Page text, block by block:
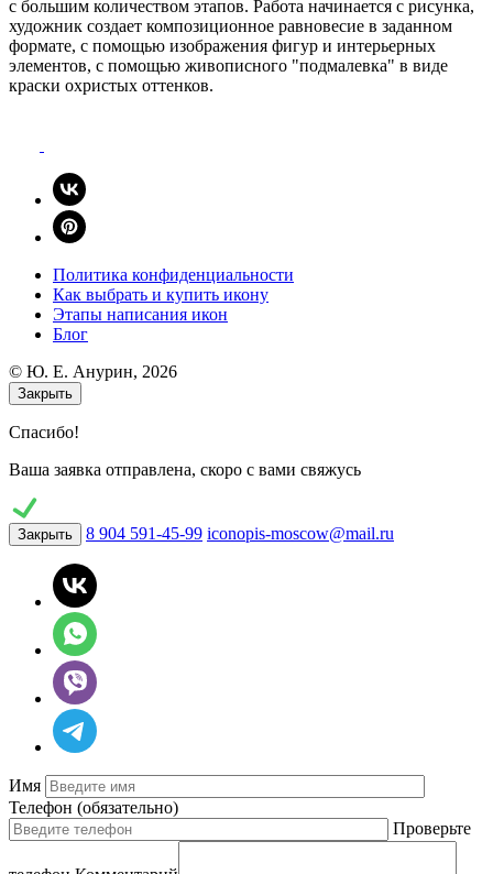
Политика конфиденциальности
Как выбрать и купить икону
Этапы написания икон
Блог
© Ю. E. Анурин, 2026
Закрыть
Спасибо!
Ваша заявка отправлена, скоро с вами свяжусь
Закрыть 8 904 591-45-99 iconopis-moscow@mail.ru
Имя
Телефон (обязательно)
Проверьте